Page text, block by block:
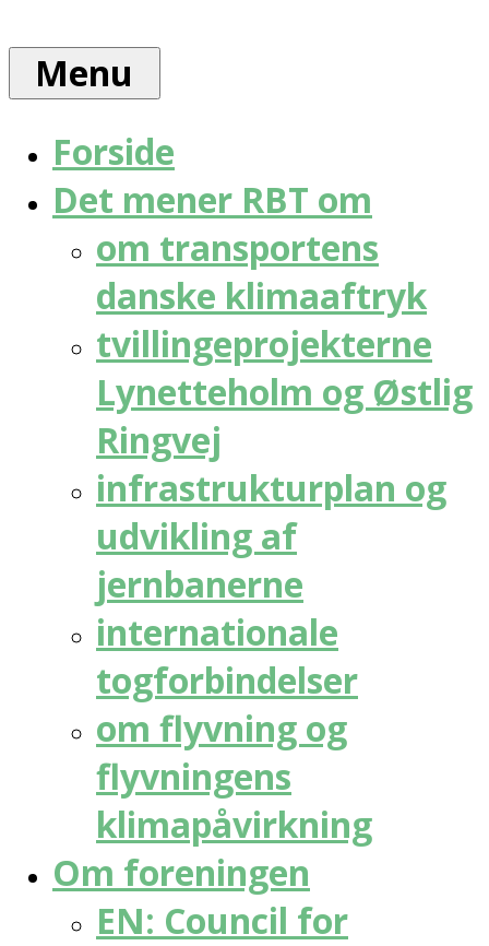
content
for
bæredygtig
trafik
Menu
Forside
Det mener RBT om
om transportens
danske klimaaftryk
tvillingeprojekterne
Lynetteholm og Østlig
Ringvej
infrastrukturplan og
udvikling af
jernbanerne
internationale
togforbindelser
om flyvning og
flyvningens
klimapåvirkning
Om foreningen
EN: Council for